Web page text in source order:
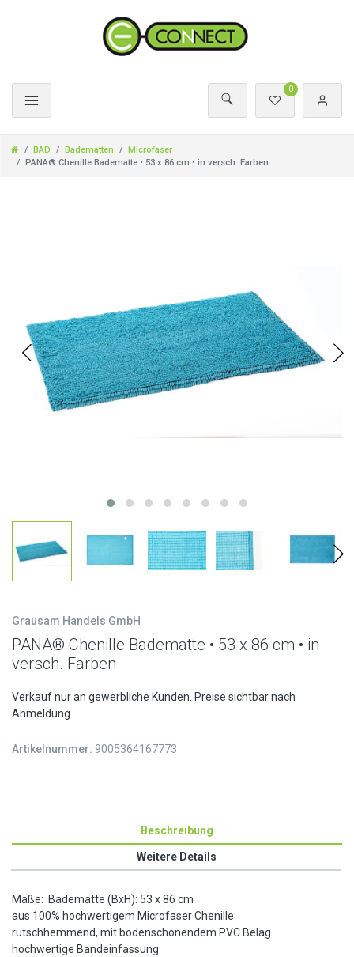
0
BAD Badematten
Microfaser
PANA® Chenille Badematte • 53 x 86 cm • in versch. Farben
Grausam Handels GmbH
PANA® Chenille Badematte • 53 x 86 cm • in
versch. Farben
Verkauf nur an gewerbliche Kunden. Preise sichtbar nach
Anmeldung
Artikelnummer: 9005364167773
Beschreibung
Weitere Details
Maße: Badematte (BxH): 53 x 86 cm
aus 100% hochwertigem Microfaser Chenille
rutschhemmend, mit bodenschonendem PVC Belag
hochwertige Bandeinfassung